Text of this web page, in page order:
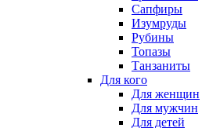
Сапфиры
Изумруды
Рубины
Топазы
Танзаниты
Для кого
Для женщин
Для мужчин
Для детей